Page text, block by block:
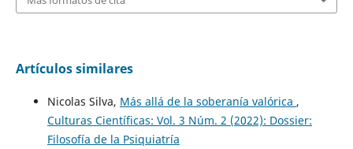
Artículos similares
Nicolas Silva, Más allá de la soberanía valórica ,
Culturas Científicas: Vol. 3 Núm. 2 (2022): Dossier:
Filosofía de la Psiquiatría